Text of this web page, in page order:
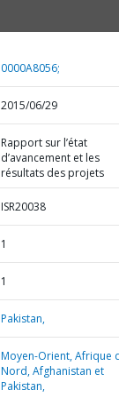
0000A8056;
2015/06/29
Rapport sur l’état
d’avancement et les
résultats des projets
ISR20038
1
1
Pakistan,
Moyen-Orient, Afrique
Nord, Afghanistan et
Pakistan,